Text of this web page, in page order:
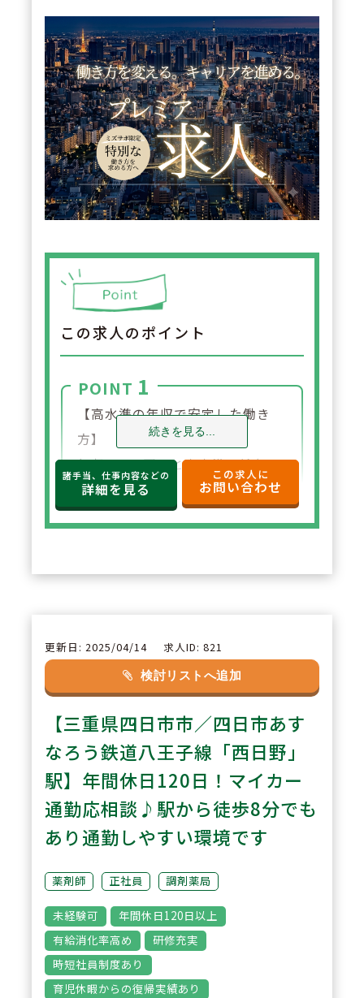
この求人のポイント
POINT 1
【高水準の年収で安定した働き
方】
年収650万円～と高水準の給与設
定。年俸制で収入の見通しも立て
やすく、選択した都道府県内で安
【住宅サポートが充実し安心して
スタート可能】
法人契約により初期費用の負担が
なく、家賃も上限5万円まで会社
負担。新たな環境でも安心して勤
務を開始できます。
POINT 3
【経験が浅い方からでもキャリア
を築ける環境】
調剤経験の浅い方も応募可能。現
場での経験を積みながら、リクル
ーターや研修など＋αの業務チャ
レンジの可能性もございます。
続きを見る...
諸手当、仕事内容などの
詳細を見る
この求人に
お問い合わせ
更新日: 2025/04/14 求人ID: 821
検討リストへ追加
【三重県四日市市／四日市あす
なろう鉄道八王子線「西日野」
駅】年間休日120日！マイカー
通勤応相談♪駅から徒歩8分でも
あり通勤しやすい環境です
薬剤師 正社員 調剤薬局
未経験可
年間休日120日以上
有給消化率高め
研修充実
時短社員制度あり
育児休暇からの復帰実績あり